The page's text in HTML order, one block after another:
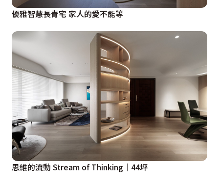
優雅智慧長青宅 家人的愛不能等
思維的流動 Stream of Thinking｜44坪